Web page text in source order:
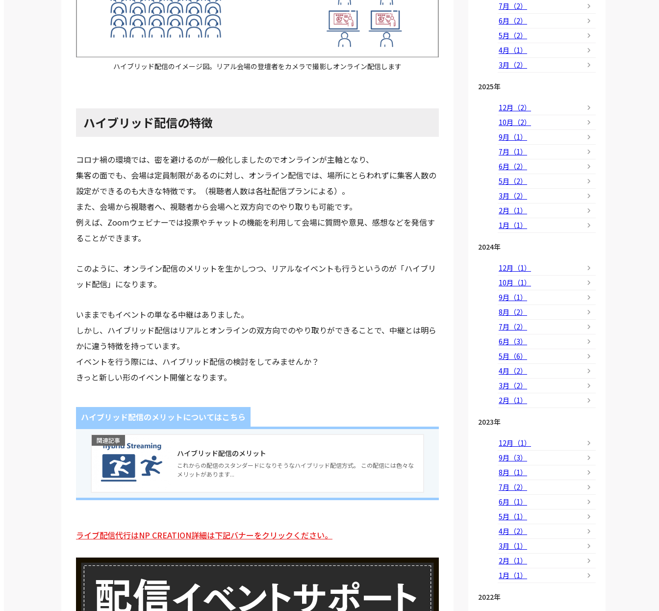
ハイブリッド配信のイメージ図。リアル会場の登壇者をカメラで撮影しオンライン配信します
ハイブリッド配信の特徴
コロナ禍の環境では、密を避けるのが一般化しましたのでオンラインが主軸となり、
集客の面でも、会場は定員制限があるのに対し、オンライン配信では、場所にとらわれずに集客人数の
設定ができるのも大きな特徴です。（視聴者人数は各社配信プランによる）。
また、会場から視聴者へ、視聴者から会場へと双方向でのやり取りも可能です。
例えば、Zoomウェビナーでは投票やチャットの機能を利用して会場に質問や意見、感想などを発信す
ることができます。
このように、オンライン配信のメリットを生かしつつ、リアルなイベントも行うというのが「ハイブリ
ッド配信」になります。
いままでもイベントの単なる中継はありました。
しかし、ハイブリッド配信はリアルとオンラインの双方向でのやり取りができることで、中継とは明ら
かに違う特徴を持っています。
イベントを行う際には、ハイブリッド配信の検討をしてみませんか？
きっと新しい形のイベント開催となります。
ハイブリッド配信のメリットについてはこちら
関連記事
ハイブリッド配信のメリット
これからの配信のスタンダードになりそうなハイブリッド配信方式。 この配信には色々な
メリットがあります...
ライブ配信代行はNP CREATION詳細は下記バナーをクリックください。
7月（2）
6月（2）
5月（2）
4月（1）
3月（2）
2025年
12月（2）
10月（2）
9月（1）
7月（1）
6月（2）
5月（2）
3月（2）
2月（1）
1月（1）
2024年
12月（1）
10月（1）
9月（1）
8月（2）
7月（2）
6月（3）
5月（6）
4月（2）
3月（2）
2月（1）
2023年
12月（1）
9月（3）
8月（1）
7月（2）
6月（1）
5月（1）
4月（2）
3月（1）
2月（1）
1月（1）
2022年